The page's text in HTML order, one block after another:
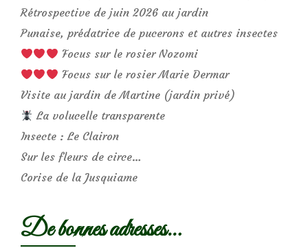
Rétrospective de juin 2026 au jardin
Punaise, prédatrice de pucerons et autres insectes
Focus sur le rosier Nozomi
Focus sur le rosier Marie Dermar
Visite au jardin de Martine (jardin privé)
La volucelle transparente
Insecte : Le Clairon
Sur les fleurs de circe…
Corise de la Jusquiame
De bonnes adresses…